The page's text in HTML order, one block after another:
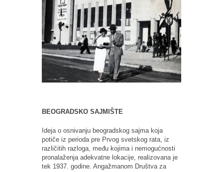
BEOGRADSKO SAJMIŠTE
Ideja o osnivanju beogradskog sajma koja
potiče iz perioda pre Prvog svetskog rata, iz
različitih razloga, među kojima i nemogućnosti
pronalaženja adekvatne lokacije, realizovana je
tek 1937. godine. Angažmanom Društva za